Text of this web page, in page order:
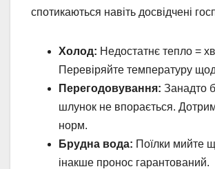
спотикаються навіть досвідчені
Холод: Недостатнє тепло =
Перевіряйте температуру
Перегодовування: Занадто
шлунок не впорається.
норм.
Брудна вода: Поїлки мийте
інакше пронос гарантований.